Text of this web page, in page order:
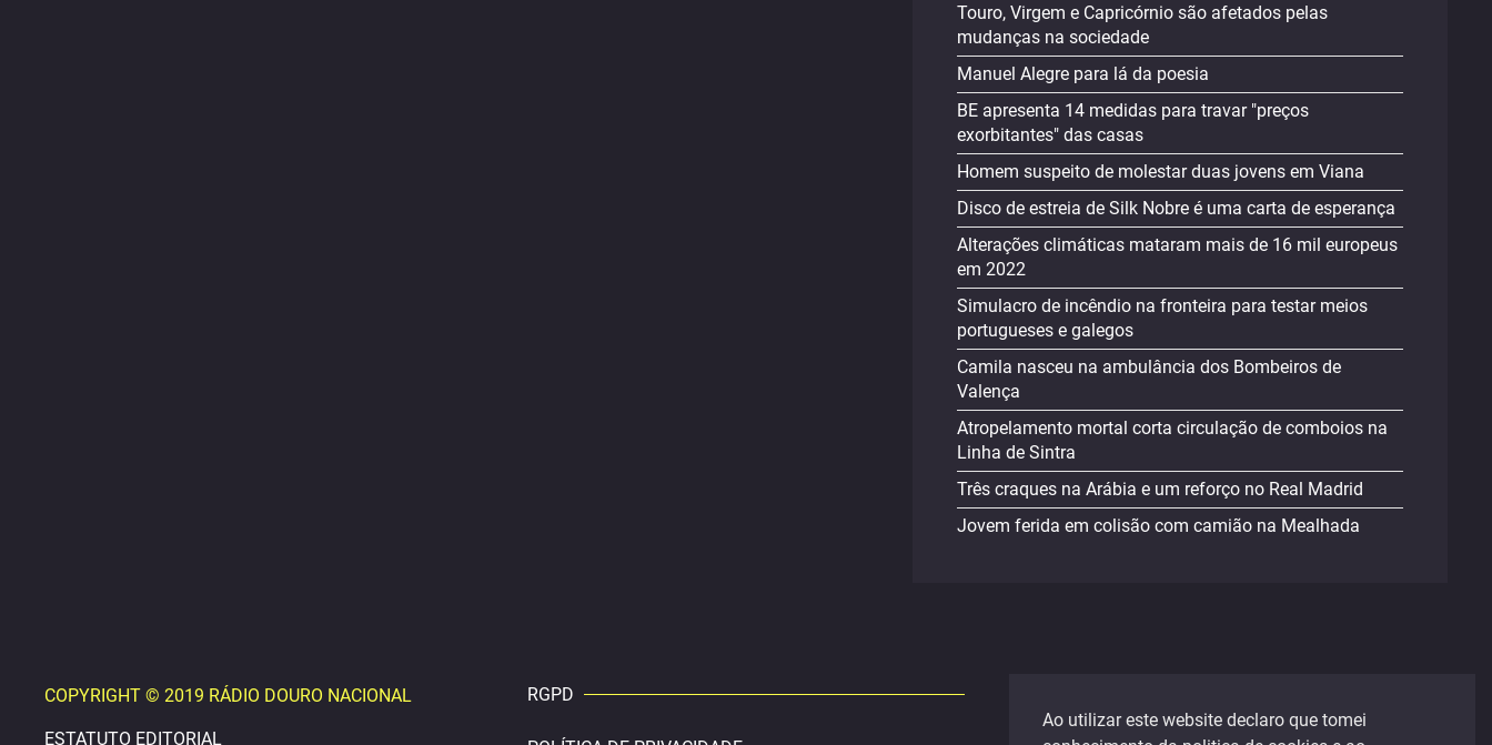
Ao utilizar este website declaro que tomei
Touro, Virgem e Capricórnio são afetados pelas
mudanças na sociedade
Manuel Alegre para lá da poesia
BE apresenta 14 medidas para travar "preços
exorbitantes" das casas
Homem suspeito de molestar duas jovens em Viana
Disco de estreia de Silk Nobre é uma carta de esperança
Alterações climáticas mataram mais de 16 mil europeus
em 2022
Simulacro de incêndio na fronteira para testar meios
portugueses e galegos
Camila nasceu na ambulância dos Bombeiros de
Valença
Atropelamento mortal corta circulação de comboios na
Linha de Sintra
Três craques na Arábia e um reforço no Real Madrid
Jovem ferida em colisão com camião na Mealhada
COPYRIGHT © 2019 RÁDIO DOURO NACIONAL
ESTATUTO EDITORIAL
RGPD